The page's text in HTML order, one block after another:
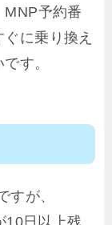
予約番
に乗り換え
す。
すが、
10日以上残